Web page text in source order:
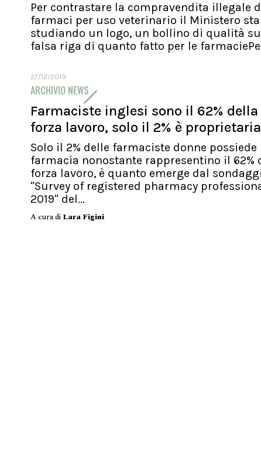
Per contrastare la compravendita illegale
farmaci per uso veterinario il Ministero sta
studiando un logo, un bollino di qualità
falsa riga di quanto fatto per le
27/12/2019
ARCHIVIO NEWS
Farmaciste inglesi sono il 62% della
forza lavoro, solo il 2% è proprietaria
Solo il 2% delle farmaciste donne possiede
farmacia nonostante rappresentino il 62%
forza lavoro, è quanto emerge dal
"Survey of registered pharmacy
2019" del...
A cura di Lara Figini